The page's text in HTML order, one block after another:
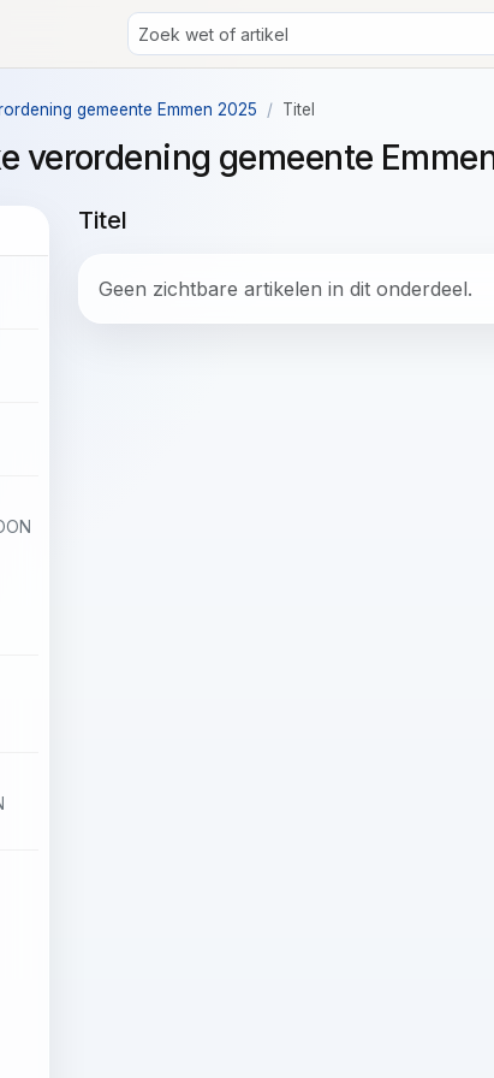
gemeente Emmen 2025 Titel
verordening gemeente
Titel
Geen zichtbare artikelen in dit onderdeel.